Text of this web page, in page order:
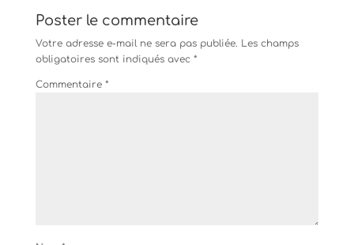
Poster le commentaire
Votre adresse e-mail ne sera pas publiée. Les champs
obligatoires sont indiqués avec *
Commentaire *